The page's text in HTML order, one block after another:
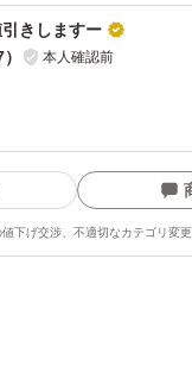
ます。
願いします。
きしますー
） 本人確認前
下げ交渉、不適切なカテゴリ変